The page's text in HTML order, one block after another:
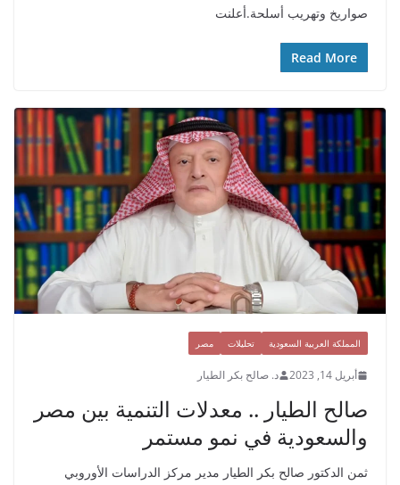
صواريخ وتهريب أسلحة.أعلنت
Read More
المملكة العربية السعودية تحليلات مصر
أبريل 14, 2023 د. صالح بكر الطيار
صالح الطيار .. معدلات التنمية بين مصر
والسعودية في نمو مستمر
ثمن الدكتور صالح بكر الطيار مدير مركز الدراسات الأوروبي